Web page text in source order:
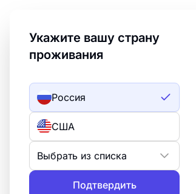
Укажите вашу страну
проживания
Россия
США
Выбрать из списка
Подтвердить
Welcome to Turbologo! This
Примеры
для
Создайте